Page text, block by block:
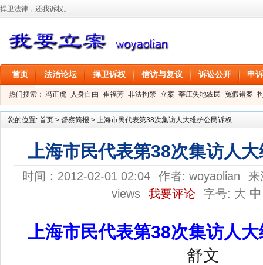
捍卫法律，还我诉权。
首页 法治论坛 捍卫诉权 信访与复议 诉讼公开 申
热门搜索： 冯正虎 人身自由 崔福芳 非法拘禁 立案 莘庄失地农民 冤假错案
叶剑 刑事拘留 信息公开 叶桂香
您的位置: 首页 > 督察简报 > 上海市民代表第38次集访人大维护公民诉权
上海市民代表第38次集访人
时间：2012-02-01 02:04 作者: woyaolian
views
我要评论 字号: 大 中
上海市民代表第38次集访人
舒文